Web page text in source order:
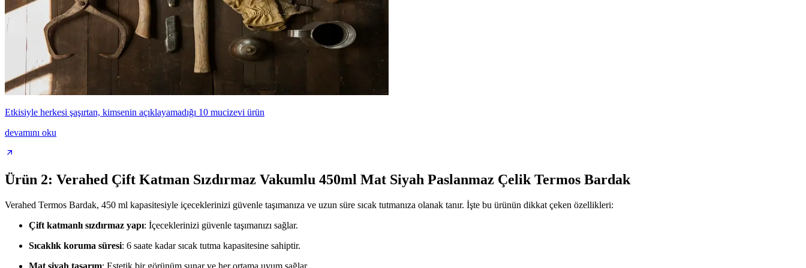
Etkisiyle herkesi şaşırtan, kimsenin açıklayamadığı 10 mucizevi ürün
devamını oku
Ürün 2: Verahed Çift Katman Sızdırmaz Vakumlu 450ml Mat Siyah Paslanmaz Çelik Termos Bardak
Verahed Termos Bardak, 450 ml kapasitesiyle içeceklerinizi güvenle taşımanıza ve uzun süre sıcak tutmanıza olanak tanır. İşte bu ürünün dikkat çeken özellikleri:
Çift katmanlı sızdırmaz yapı: İçeceklerinizi güvenle taşımanızı sağlar.
Sıcaklık koruma süresi: 6 saate kadar sıcak tutma kapasitesine sahiptir.
Mat siyah tasarım: Estetik bir görünüm sunar ve her ortama uyum sağlar.